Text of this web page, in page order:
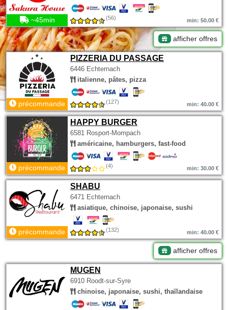
~45min (56) min: 50.00 €
afficher offres
PIZZERIA DU PASSAGE
6446 Echternach
italienne, pâtes, pizza
précommande (127) min: 40.00 €
HAPPY BURGER
6581 Rosport-Mompach
américaine, hamburgers, fast-food
précommande (4) min: 30.00 €
SHABU
6471 Echternach
asiatique, chinoise, japonaise, sushi
précommande (132) min: 40.00 €
afficher offres
MUGEN
6910 Roodt-sur-Syre
chinoise, japonaise, sushi, thaïlandaise